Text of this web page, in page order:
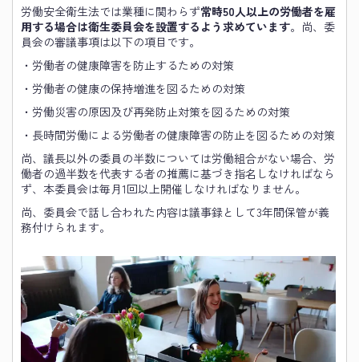
労働安全衛生法では業種に関わらず常時50人以上の労働者を雇
用する場合は衛生委員会を設置するよう求めています。尚、委
員会の審議事項は以下の項目です。
・労働者の健康障害を防止するための対策
・労働者の健康の保持増進を図るための対策
・労働災害の原因及び再発防止対策を図るための対策
・長時間労働による労働者の健康障害の防止を図るための対策
尚、議長以外の委員の半数については労働組合がない場合、労
働者の過半数を代表する者の推薦に基づき指名しなければなら
ず、本委員会は毎月1回以上開催しなければなりません。
尚、委員会で話し合われた内容は議事録として3年間保管が義
務付けられます。